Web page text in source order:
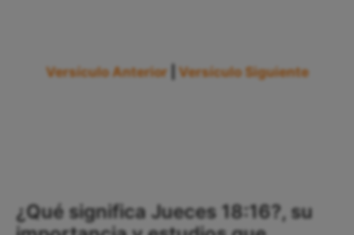
Versículo Anterior Versículo Siguiente
¿Qué significa Jueces 18:16?, su